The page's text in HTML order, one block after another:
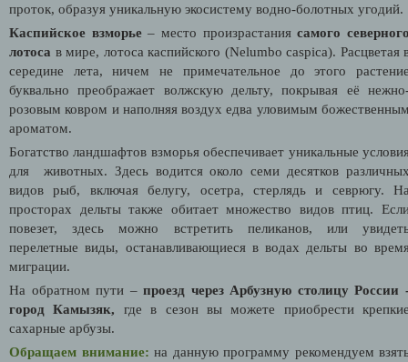
проток, образуя уникальную экосистему водно-болотных угодий.
Каспийское взморье– место произрастаниясамого
лотоса в мире, лотоса каспийского (Nelumbo caspica). Расцветая
середине лета, ничем не примечательное до этого
буквально преображает волжскую дельту, покрывая её
розовым ковром и наполняя воздух едва уловимым
ароматом.
Богатство ландшафтов взморья обеспечивает уникальные
для животных. Здесь водится около семи десятков
видов рыб, включая белугу, осетра, стерлядь и севрюгу.
просторах дельты также обитает множество видов птиц.
повезет, здесь можно встретить пеликанов, или
перелетные виды, останавливающиеся в водах дельты во
миграции.
На обратном пути –проезд через Арбузную столицу России
город Камызяк, где в сезон вы можете приобрести
сахарные арбузы.
Обращаем внимание: на данную программу рекомендуем